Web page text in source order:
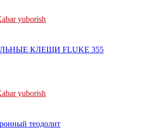
yuborish
КЛЕЩИ FLUKE 355
yuborish
теодолит